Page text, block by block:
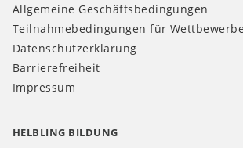
Allgemeine Geschäftsbedingungen
Teilnahmebedingungen für Wettbewerbe
Datenschutzerklärung
Barrierefreiheit
Impressum
HELBLING BILDUNG